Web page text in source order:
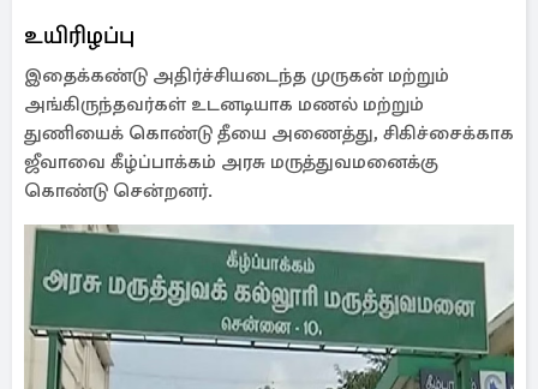
உயிரிழப்பு
இதைக்கண்டு அதிர்ச்சியடைந்த முருகன் மற்றும்
அங்கிருந்தவர்கள் உடனடியாக மணல் மற்றும்
துணியைக் கொண்டு தீயை அணைத்து, சிகிச்சைக்காக
ஜீவாவை கீழ்ப்பாக்கம் அரசு மருத்துவமனைக்கு
கொண்டு சென்றனர்.